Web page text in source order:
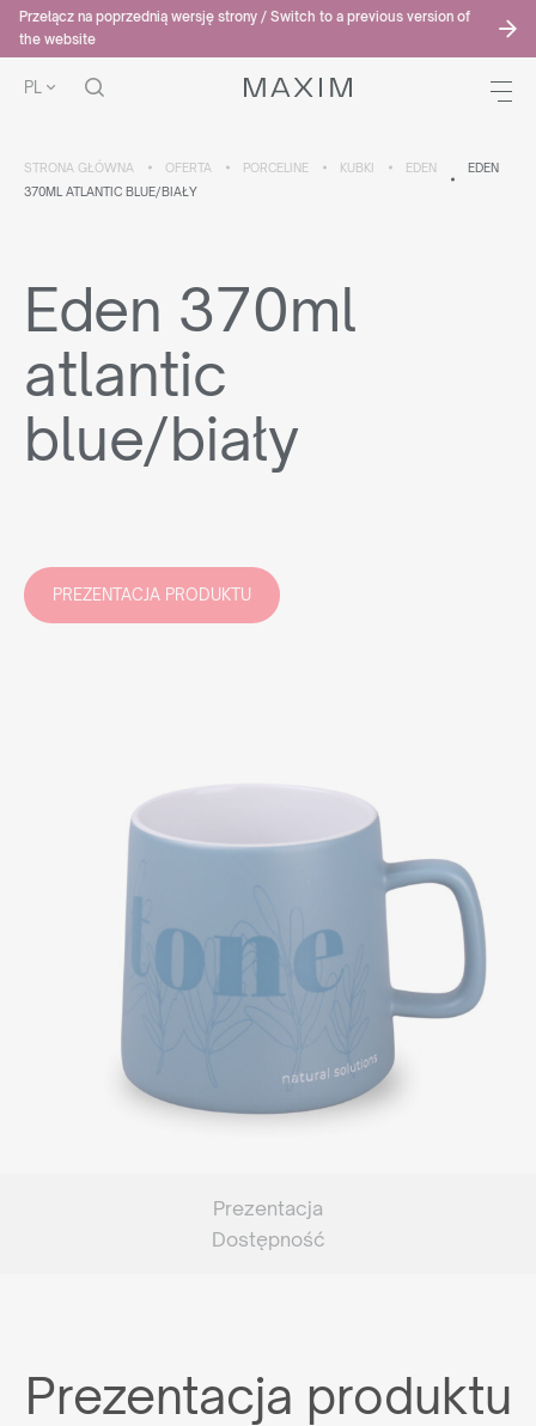
Przełącz na poprzednią wersję strony / Switch to a previous version of
the website
PL
STRONA GŁÓWNA OFERTA PORCELINE KUBKI EDEN
EDEN
370ML ATLANTIC BLUE/BIAŁY
Eden 370ml
atlantic
blue/biały
PREZENTACJA PRODUKTU
Prezentacja
Dostępność
Prezentacja produktu